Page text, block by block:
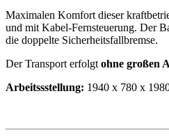
Maximalen Komfort dieser
und mit Kabel-Fernsteuerung. Der
die doppelte Sicherheitsfallbremse.
Der Transport erfolgt ohne großen
Arbeitssstellung: 1940 x 780 x